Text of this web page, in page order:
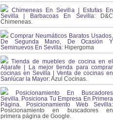
Chimeneas En Sevilla | Estufas En
Sevilla | Barbacoas En Sevilla:D&C
Chimeneas.
Comprar Neumáticos Baratos Usados,
De Segunda Mano, De Ocasión Y
Seminuevos En Sevilla: Hipergoma
Tienda de muebles de cocina en el
Aljarafe | La mejor tienda para comprar
cocinas en Sevilla | Venta de cocinas en
Sanlúcar la Mayor:Azul Cocinas.
Posicionamiento En Buscadores
Sevilla. Posiciona Tu Empresa En Primera
Página. Posicionamiento Web Sevilla:
Posicionamiento en buscadores en
primera página de Google.